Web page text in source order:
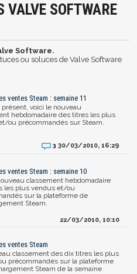
VALVE SOFTWARE
Software.
ou soluces de Valve Software
ventes Steam : semaine 11
présent, voici le nouveau
hebdomadaire des titres les plus
ou précommandés sur Steam.
3 30/03/2010, 16:29
ventes Steam : semaine 10
classement hebdomadaire
les plus vendus et/ou
sur la plateforme de
Steam.
22/03/2010, 10:10
ventes Steam
classement des dix titres les plus
précommandés sur la plateforme
Steam de la semaine